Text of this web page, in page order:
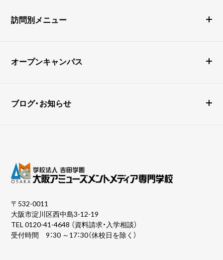
訪問別メニュー
オープンキャンパス
ブログ・お知らせ
〒532-0011
大阪市淀川区西中島3-12-19
TEL0120-41-4648 （資料請求・入学相談）
受付時間 9：30 ～17：30（休校日を除く）